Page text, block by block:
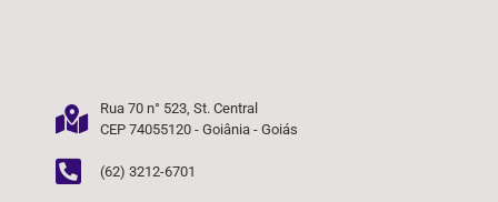
Rua 70 n° 523, St. Central
CEP 74055120 - Goiânia - Goiás
(62) 3212-6701